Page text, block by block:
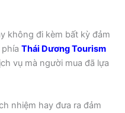
không đi kèm bất kỳ đảm
Thái Dương Tourism
vụ mà người mua đã lựa
nhiệm hay đưa ra đảm